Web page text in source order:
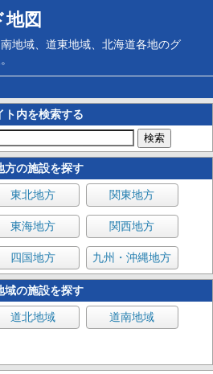
図
地域、道東地域、北海道各地のグ
ト内を検索する
方の施設を探す
東北地方 関東地方
東海地方 関西地方
四国地方 九州・沖縄地方
域の施設を探す
道北地域 道南地域